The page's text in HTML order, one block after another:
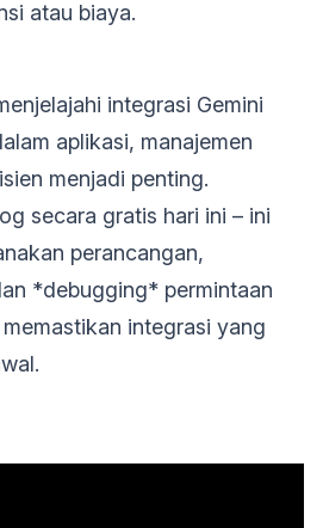
atau biaya.
integrasi Gemini
aplikasi, manajemen
menjadi penting.
secara gratis hari ini – ini
perancangan,
*debugging* permintaan
integrasi yang